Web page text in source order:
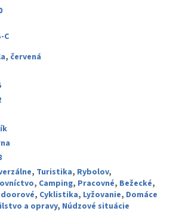
C
, červená
, Turistika, Rybolov,
, Camping, Pracovné, Bežecké,
, Cyklistika, Lyžovanie, Domáce
a opravy, Núdzové situácie